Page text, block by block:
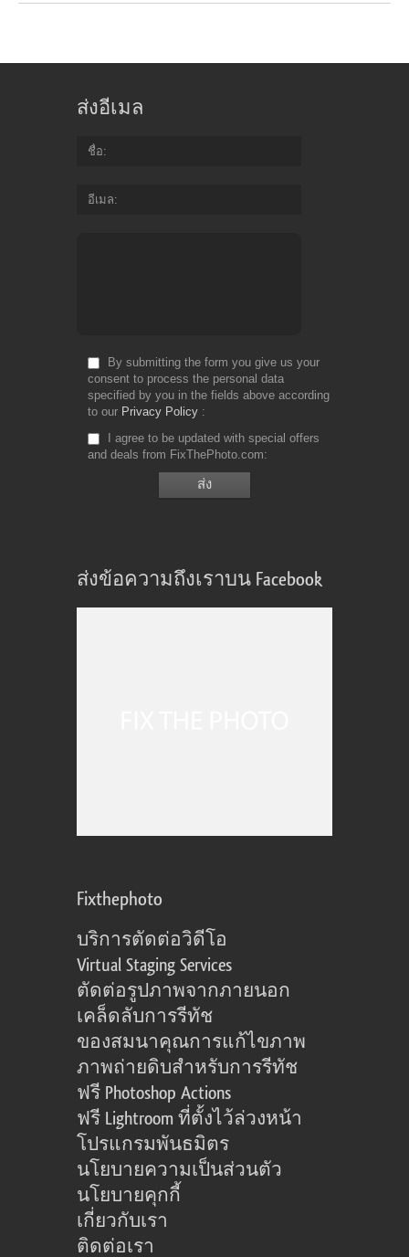
ส่งอีเมล
ชื่อ
อีเมล
By submitting the form you give us your
consent to process the personal data
specified by you in the fields above according
to our Privacy Policy
I agree to be updated with special offers
and deals from FixThePhoto.com
ส่งข้อความถึงเราบน Facebook
Fixthephoto
บริการตัดต่อวิดีโอ
Virtual Staging Services
ตัดต่อรูปภาพจากภายนอก
เคล็ดลับการรีทัช
ของสมนาคุณการแก้ไขภาพ
ภาพถ่ายดิบสำหรับการรีทัช
ฟรี Photoshop Actions
ฟรี Lightroom ที่ตั้งไว้ล่วงหน้า
โปรแกรมพันธมิตร
นโยบายความเป็นส่วนตัว
นโยบายคุกกี้
เกี่ยวกับเรา
ติดต่อเรา